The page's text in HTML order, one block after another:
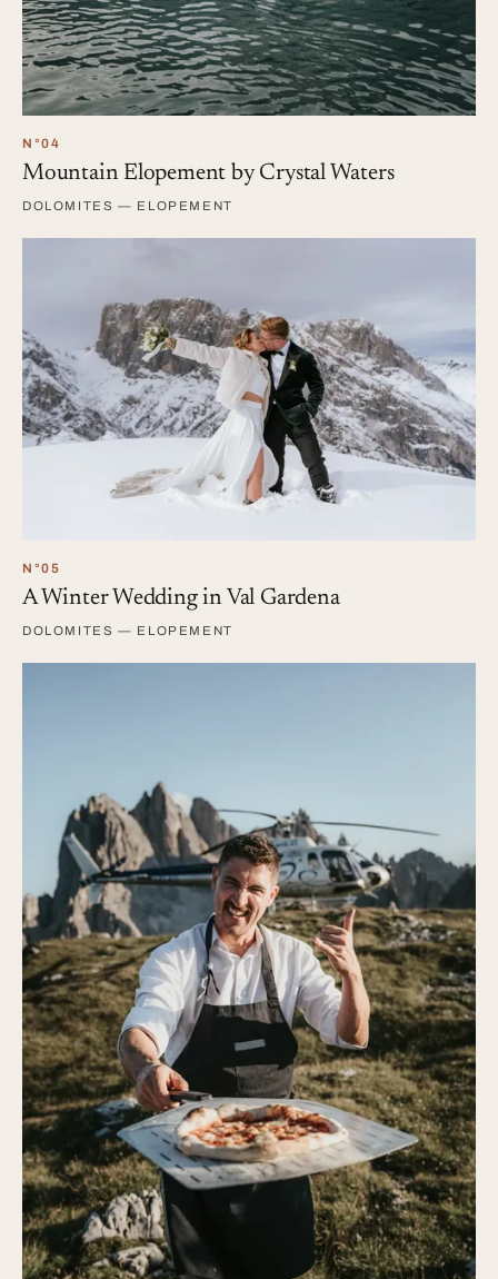
N°04
Mountain Elopement by Crystal Waters
DOLOMITES — ELOPEMENT
N°05
A Winter Wedding in Val Gardena
DOLOMITES — ELOPEMENT